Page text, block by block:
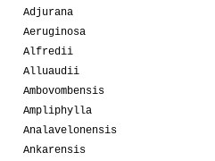
Adjurana
Aeruginosa
Alfredii
Alluaudii
Ambovombensis
Ampliphylla
Analavelonensis
Ankarensis